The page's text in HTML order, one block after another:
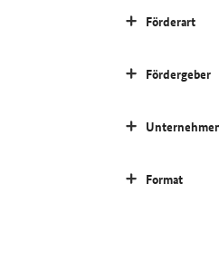
Förderart
Fördergeber
Format